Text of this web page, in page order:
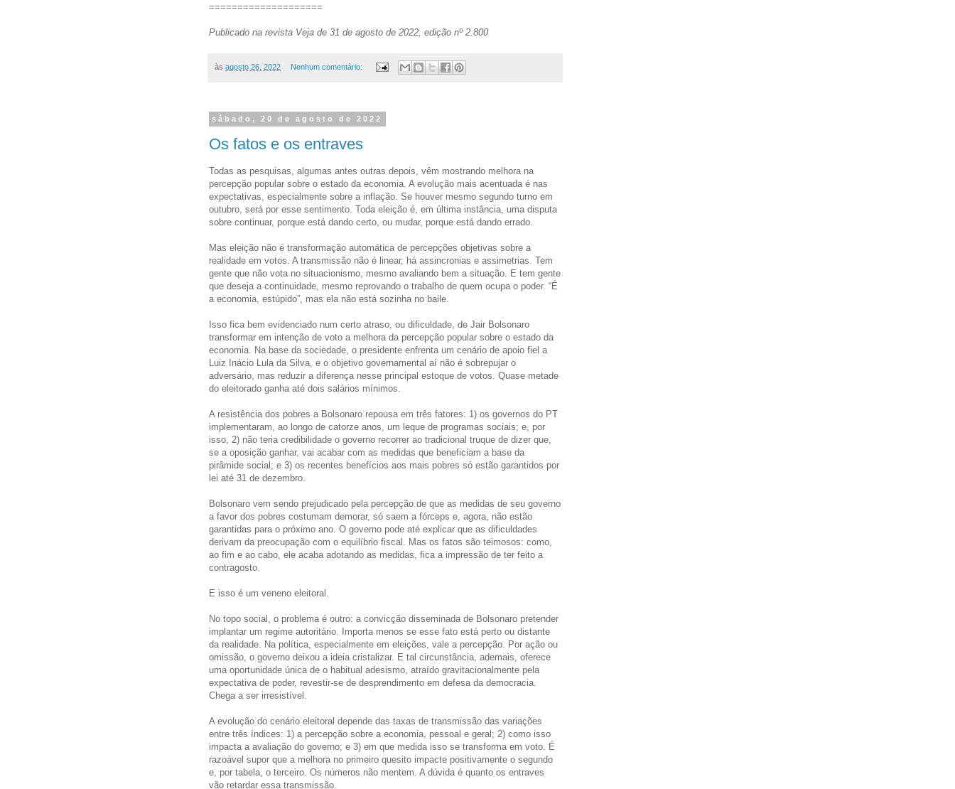
====================
Publicado na revista Veja de 31 de agosto de 2022, edição nº 2.800
às agosto 26, 2022 Nenhum comentário:
sábado, 20 de agosto de 2022
Os fatos e os entraves
Todas as pesquisas, algumas antes outras depois, vêm mostrando melhora na
percepção popular sobre o estado da economia. A evolução mais acentuada é nas
expectativas, especialmente sobre a inflação. Se houver mesmo segundo turno em
outubro, será por esse sentimento. Toda eleição é, em última instância, uma disputa
sobre continuar, porque está dando certo, ou mudar, porque está dando errado.
Mas eleição não é transformação automática de percepções objetivas sobre a
realidade em votos. A transmissão não é linear, há assincronias e assimetrias. Tem
gente que não vota no situacionismo, mesmo avaliando bem a situação. E tem gente
que deseja a continuidade, mesmo reprovando o trabalho de quem ocupa o poder. “É
a economia, estúpido”, mas ela não está sozinha no baile.
Isso fica bem evidenciado num certo atraso, ou dificuldade, de Jair Bolsonaro
transformar em intenção de voto a melhora da percepção popular sobre o estado da
economia. Na base da sociedade, o presidente enfrenta um cenário de apoio fiel a
Luiz Inácio Lula da Silva, e o objetivo governamental aí não é sobrepujar o
adversário, mas reduzir a diferença nesse principal estoque de votos. Quase metade
do eleitorado ganha até dois salários mínimos.
A resistência dos pobres a Bolsonaro repousa em três fatores: 1) os governos do PT
implementaram, ao longo de catorze anos, um leque de programas sociais; e, por
isso, 2) não teria credibilidade o governo recorrer ao tradicional truque de dizer que,
se a oposição ganhar, vai acabar com as medidas que beneficiam a base da
pirâmide social; e 3) os recentes benefícios aos mais pobres só estão garantidos por
lei até 31 de dezembro.
Bolsonaro vem sendo prejudicado pela percepção de que as medidas de seu governo
a favor dos pobres costumam demorar, só saem a fórceps e, agora, não estão
garantidas para o próximo ano. O governo pode até explicar que as dificuldades
derivam da preocupação com o equilíbrio fiscal. Mas os fatos são teimosos: como,
ao fim e ao cabo, ele acaba adotando as medidas, fica a impressão de ter feito a
contragosto.
E isso é um veneno eleitoral.
No topo social, o problema é outro: a convicção disseminada de Bolsonaro pretender
implantar um regime autoritário. Importa menos se esse fato está perto ou distante
da realidade. Na política, especialmente em eleições, vale a percepção. Por ação ou
omissão, o governo deixou a ideia cristalizar. E tal circunstância, ademais, oferece
uma oportunidade única de o habitual adesismo, atraído gravitacionalmente pela
expectativa de poder, revestir-se de desprendimento em defesa da democracia.
Chega a ser irresistível.
A evolução do cenário eleitoral depende das taxas de transmissão das variações
entre três índices: 1) a percepção sobre a economia, pessoal e geral; 2) como isso
impacta a avaliação do governo; e 3) em que medida isso se transforma em voto. É
razoável supor que a melhora no primeiro quesito impacte positivamente o segundo
e, por tabela, o terceiro. Os números não mentem. A dúvida é quanto os entraves
vão retardar essa transmissão.